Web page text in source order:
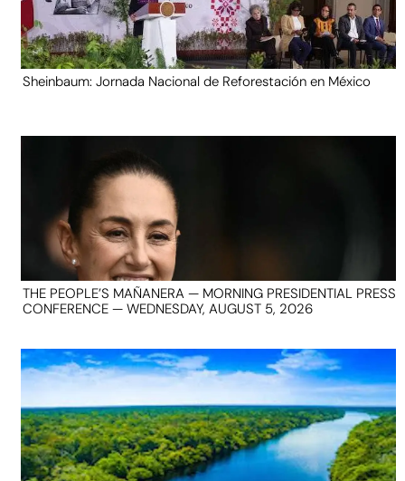
Sheinbaum: Jornada Nacional de Reforestación en México
THE PEOPLE’S MAÑANERA — MORNING PRESIDENTIAL PRESS
CONFERENCE — WEDNESDAY, AUGUST 5, 2026